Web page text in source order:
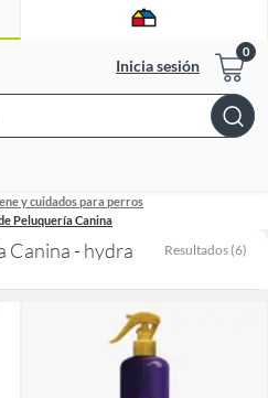
Inicia sesión
Bar
y cuidados para perros
Peluquería Canina
Canina - hydra Resultados (6)